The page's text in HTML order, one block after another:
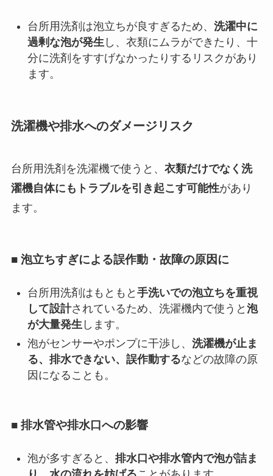
台所用洗剤は泡立ちが良すぎるため、 洗濯中に
過剰な泡が発生 し、衣類にムラができたり、十
分に洗剤をすすげなかったりするリスクがあり
ます。
洗濯機や排水へのダメージリスク
台所用洗剤を洗濯機で使うと、 衣類だけでなく洗
濯機自体にもトラブルを引き起こす可能性があり
ます。
■ 泡立ちすぎによる誤作動・故障の原因に
台所用洗剤はもともと 手洗いでの泡立ちを重視
して設計されているため、洗濯機内で使うと 泡
が大量発生します。
泡がセンサーやポンプに干渉し、 洗濯機が止ま
る、排水できない、誤作動するなどの故障の原
因になることも。
■ 排水管や排水口への影響
泡が多すぎると、 排水口や排水管内で泡が詰ま